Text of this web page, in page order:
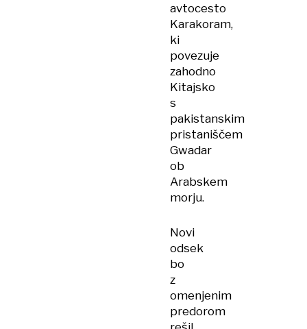
avtocesto
Karakoram,
ki
povezuje
zahodno
Kitajsko
s
pakistanskim
pristaniščem
Gwadar
ob
Arabskem
morju.
Novi
odsek
bo
z
omenjenim
predorom